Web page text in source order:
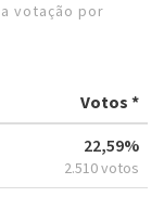
votação por
Votos *
22,59%
2.510 votos